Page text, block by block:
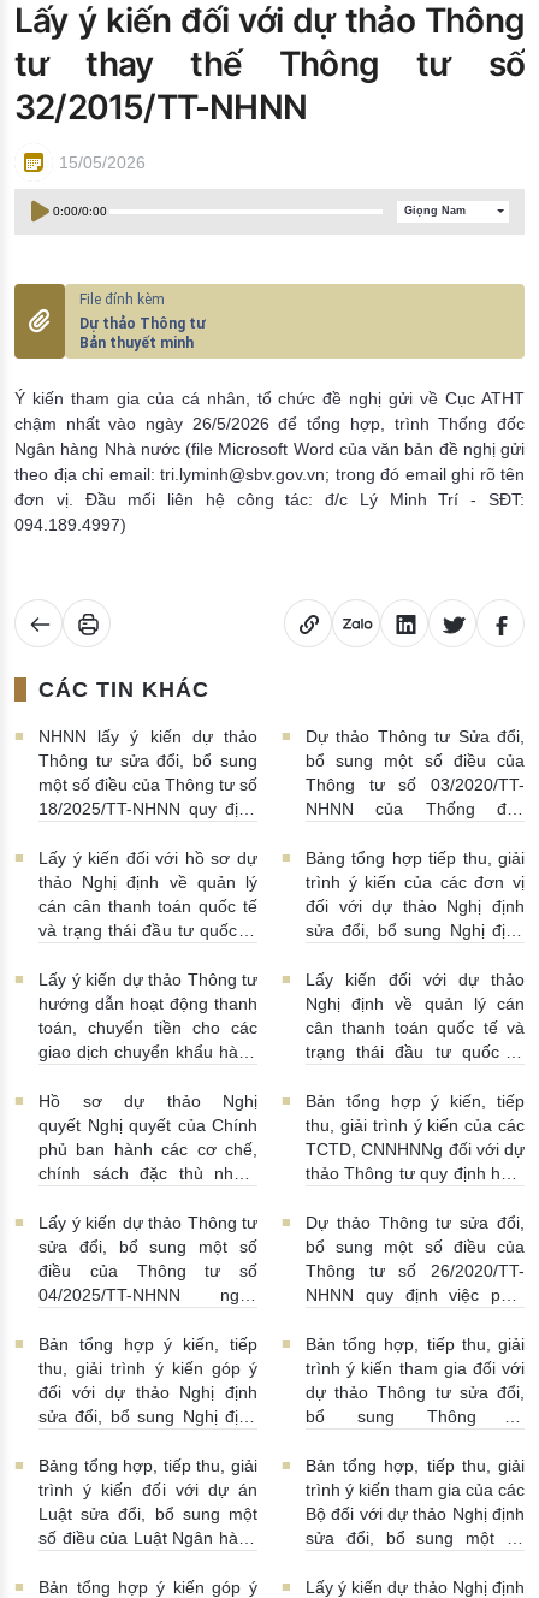
Đào tạo ISO
Lấy ý kiến đối với dự thảo Thông
tư thay thế Thông tư số
32/2015/TT-NHNN
15/05/2026
0:00/0:00 Giọng Nam
Dự thảo Thông tư
Bản thuyết minh
Ý kiến tham gia của cá nhân, tổ chức đề nghị gửi về Cục ATHT
chậm nhất vào ngày 26/5/2026 để tổng hợp, trình Thống đốc
Ngân hàng Nhà nước (file Microsoft Word của văn bản đề nghị gửi
theo địa chỉ email: tri.lyminh@sbv.gov.vn; trong đó email ghi rõ tên
đơn vị. Đầu mối liên hệ công tác: đ/c Lý Minh Trí - SĐT:
094.189.4997)
CÁC TIN KHÁC
NHNN lấy ý kiến dự thảo
Thông tư sửa đổi, bổ sung
một số điều của Thông tư số
18/2025/TT-NHNN quy định
sẻ thông tin của Hệ thống
thông tin phục vụ công tác
giám sát hoạt động QTDND
và tổ chức TCVM
Dự thảo Thông tư Sửa đổi,
bổ sung một số điều của
Thông tư số 03/2020/TT-
NHNN của Thống đốc
tiền của NHNN 03/08/2026 |
11:16:00
Lấy ý kiến đối với hồ sơ dự
thảo Nghị định về quản lý
cán cân thanh toán quốc tế
và trạng thái đầu tư quốc tế
10:00:00
Bảng tổng hợp tiếp thu, giải
trình ý kiến của các đơn vị
đối với dự thảo Nghị định
sửa đổi, bổ sung Nghị định
30/07/2026 | 09:09:00
Lấy ý kiến dự thảo Thông tư
hướng dẫn hoạt động thanh
toán, chuyển tiền cho các
giao dịch chuyển khẩu hàng
Lấy kiến đối với dự thảo
Nghị định về quản lý cán
cân thanh toán quốc tế và
trạng thái đầu tư quốc tế
15:00:00
Hồ sơ dự thảo Nghị
quyết Nghị quyết của Chính
phủ ban hành các cơ chế,
chính sách đặc thù nhằm
pháp luật về phòng, chống
rửa tiền nhằm đáp ứng yêu
cầu cấp bách trong thực
hiện cam kết quốc tế về trao
về thuế
22/07/2026 |
14:54:00
Bản tổng hợp ý kiến, tiếp
thu, giải trình ý kiến của các
TCTD, CNNHNNg đối với dự
thảo Thông tư quy định hoạt
nhận tiền gửi, mua, bán có
kỳ hạn GTCG giữa các
TCTD, CNNHNNg
20/07/2026 | 09:32:00
Lấy ý kiến dự thảo Thông tư
sửa đổi, bổ sung một số
điều của Thông tư số
04/2025/TT-NHNN ngày
định thời hạn lưu trữ hồ sơ,
tài liệu ngành Ngân hàng
16/07/2026 | 10:00:00
Dự thảo Thông tư sửa đổi,
bổ sung một số điều của
Thông tư số 26/2020/TT-
NHNN quy định việc phát
của Ngân hàng Nhà nước
16/07/2026 | 09:41:00
Bản tổng hợp ý kiến, tiếp
thu, giải trình ý kiến góp ý
đối với dự thảo Nghị định
sửa đổi, bổ sung Nghị định
13/07/2026 | 16:00:00
Bản tổng hợp, tiếp thu, giải
trình ý kiến tham gia đối với
dự thảo Thông tư sửa đổi,
bổ sung Thông tư
13/07/2026 | 02:19:00
Bảng tổng hợp, tiếp thu, giải
trình ý kiến đối với dự án
Luật sửa đổi, bổ sung một
số điều của Luật Ngân hàng
Phòng, chống rửa tiền và
Bản tổng hợp, tiếp thu, giải
trình ý kiến tham gia của các
Bộ đối với dự thảo Nghị định
sửa đổi, bổ sung một số
58/2021/NĐ-CP
07/07/2026
Bản tổng hợp ý kiến góp ý
Lấy ý kiến dự thảo Nghị định